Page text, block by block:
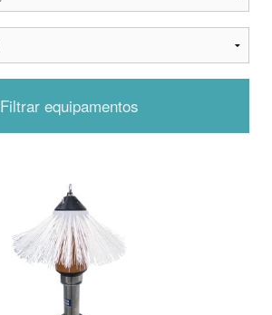
Filtrar equipamentos